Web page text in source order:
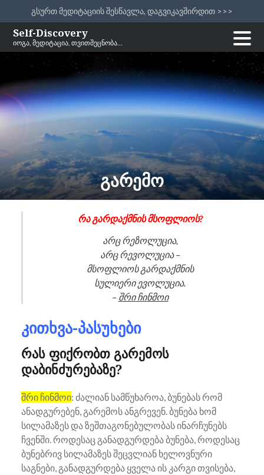
გსურთ მედიტაციის შესწავლა, დაგვიკავშირდით >>>
Skip
content
Self-Discovery
იოგა, მედიტაცია, თვითშეცნობა…
გარემო
რა გარდაქმნის მსოფლიოს?
არც რეზოლუცია,
არც რევოლუცია –
მსოფლიოს გარდაქმნის
სულიერი ევოლუცია.
– შრი ჩინმოი
კითხვა-პასუხები
რას ფიქრობთ გარემოს
დაბინძურებაზე?
შრი ჩინმოი: ძალიან სამწუხაროა, ბუნებას რომ
ანადგურებენ, გარემოს ანგრევენ. ბუნება ხომ
სილამაზეს და ზეშთაგონებულობას ინარჩუნებს
ჩვენში. როდესაც განადგურდება ბუნება, როდესაც
ბუნებრივ სილამაზეს შეცვლიან ხელოვნური
საგნები, განადგურდება ყველა ის კარგი თვისება,